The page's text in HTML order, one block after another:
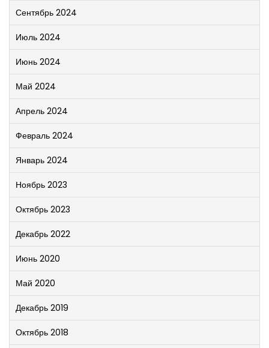
Сентябрь 2024
Июль 2024
Июнь 2024
Май 2024
Апрель 2024
Февраль 2024
Январь 2024
Ноябрь 2023
Октябрь 2023
Декабрь 2022
Июнь 2020
Май 2020
Декабрь 2019
Октябрь 2018